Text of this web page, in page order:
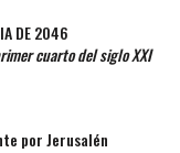
DE 2046
cuarto del siglo XXI
por Jerusalén